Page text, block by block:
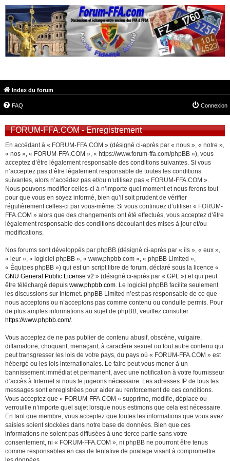
Index du forum
FAQ Connexion
FORUM-FFA.COM - Enregistrement
En accédant à « FORUM-FFA.COM » (désigné ci-après par « nous », « notre »,
« nos », « FORUM-FFA.COM », « https://www.forum-ffa.com/phpBB »), vous
acceptez d’être légalement responsable des conditions suivantes. Si vous
n’acceptez pas d’être légalement responsable de toutes les conditions
suivantes, alors n’accédez pas et/ou n’utilisez pas « FORUM-FFA.COM ».
Nous pouvons modifier celles-ci à n’importe quel moment et nous ferons tout
pour que vous en soyez informé, bien qu’il soit prudent de vérifier
régulièrement celles-ci par vous-même. Si vous continuez d’utiliser « FORUM-
FFA.COM » alors que des changements ont été effectués, vous acceptez d’être
légalement responsable des conditions découlant des mises à jour et/ou
modifications.
Nos forums sont développés par phpBB (désigné ci-après par « ils », « eux »,
« leur », « logiciel phpBB », « www.phpbb.com », « phpBB Limited »,
« Équipes phpBB ») qui est un script libre de forum, déclaré sous la licence «
GNU General Public License v2 » (désigné ci-après par « GPL ») et qui peut
être téléchargé depuis www.phpbb.com . Le logiciel phpBB facilite seulement
les discussions sur Internet. phpBB Limited n’est pas responsable de ce que
nous acceptons ou n’acceptons pas comme contenu ou conduite permis. Pour
de plus amples informations au sujet de phpBB, veuillez consulter :
https://www.phpbb.com/.
Vous acceptez de ne pas publier de contenu abusif, obscène, vulgaire,
diffamatoire, choquant, menaçant, à caractère sexuel ou tout autre contenu qui
peut transgresser les lois de votre pays, du pays où « FORUM-FFA.COM » est
hébergé ou les lois internationales. Le faire peut vous mener à un
bannissement immédiat et permanent, avec une notification à votre fournisseur
d’accès à Internet si nous le jugeons nécessaire. Les adresses IP de tous les
messages sont enregistrées pour aider au renforcement de ces conditions.
Vous acceptez que « FORUM-FFA.COM » supprime, modifie, déplace ou
verrouille n’importe quel sujet lorsque nous estimons que cela est nécessaire.
En tant que membre, vous acceptez que toutes les informations que vous avez
saisies soient stockées dans notre base de données. Bien que ces
informations ne soient pas diffusées à une tierce partie sans votre
consentement, ni « FORUM-FFA.COM », ni phpBB ne pourront être tenus
comme responsables en cas de tentative de piratage visant à compromettre